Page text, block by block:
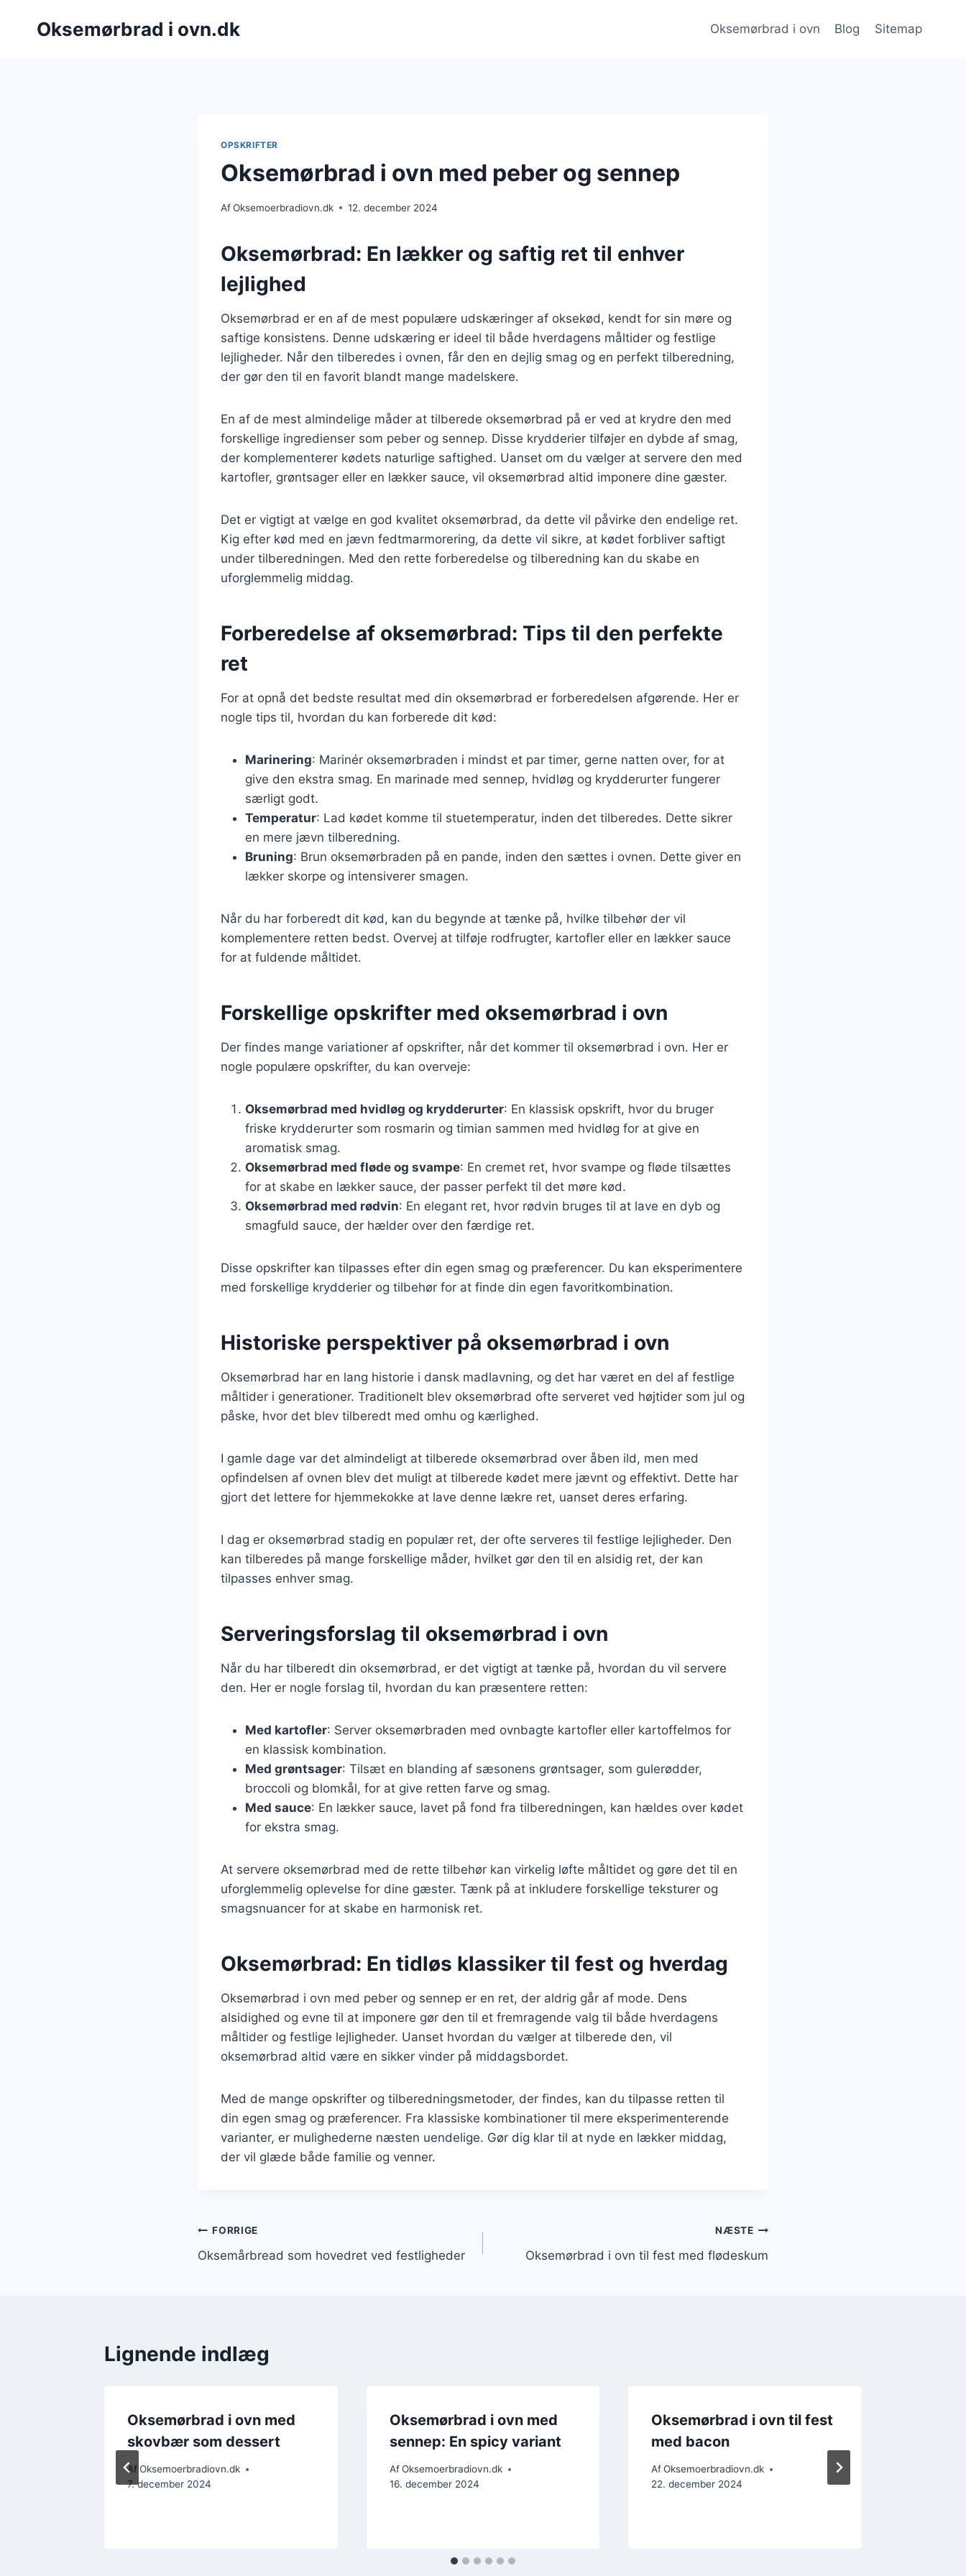
Oksemørbrad i ovn.dk Oksemørbrad i ovn Blog Sitemap
OPSKRIFTER
Oksemørbrad i ovn med peber og sennep
AfOksemoerbradiovn.dk 12. december 2024
Oksemørbrad: En lækker og saftig ret til enhver
lejlighed
Oksemørbrad er en af de mest populære udskæringer af oksekød, kendt for sin møre og
saftige konsistens. Denne udskæring er ideel til både hverdagens måltider og festlige
lejligheder. Når den tilberedes i ovnen, får den en dejlig smag og en perfekt tilberedning,
der gør den til en favorit blandt mange madelskere.
En af de mest almindelige måder at tilberede oksemørbrad på er ved at krydre den med
forskellige ingredienser som peber og sennep. Disse krydderier tilføjer en dybde af smag,
der komplementerer kødets naturlige saftighed. Uanset om du vælger at servere den med
kartofler, grøntsager eller en lækker sauce, vil oksemørbrad altid imponere dine gæster.
Det er vigtigt at vælge en god kvalitet oksemørbrad, da dette vil påvirke den endelige ret.
Kig efter kød med en jævn fedtmarmorering, da dette vil sikre, at kødet forbliver saftigt
under tilberedningen. Med den rette forberedelse og tilberedning kan du skabe en
uforglemmelig middag.
Forberedelse af oksemørbrad: Tips til den perfekte
ret
For at opnå det bedste resultat med din oksemørbrad er forberedelsen afgørende. Her er
nogle tips til, hvordan du kan forberede dit kød:
Marinering: Marinér oksemørbraden i mindst et par timer, gerne natten over, for at
give den ekstra smag. En marinade med sennep, hvidløg og krydderurter fungerer
særligt godt.
Temperatur: Lad kødet komme til stuetemperatur, inden det tilberedes. Dette sikrer
en mere jævn tilberedning.
Bruning: Brun oksemørbraden på en pande, inden den sættes i ovnen. Dette giver en
lækker skorpe og intensiverer smagen.
Når du har forberedt dit kød, kan du begynde at tænke på, hvilke tilbehør der vil
komplementere retten bedst. Overvej at tilføje rodfrugter, kartofler eller en lækker sauce
for at fuldende måltidet.
Forskellige opskrifter med oksemørbrad i ovn
Der findes mange variationer af opskrifter, når det kommer til oksemørbrad i ovn. Her er
nogle populære opskrifter, du kan overveje:
Oksemørbrad med hvidløg og krydderurter: En klassisk opskrift, hvor du bruger
friske krydderurter som rosmarin og timian sammen med hvidløg for at give en
aromatisk smag.
Oksemørbrad med fløde og svampe: En cremet ret, hvor svampe og fløde tilsættes
for at skabe en lækker sauce, der passer perfekt til det møre kød.
Oksemørbrad med rødvin: En elegant ret, hvor rødvin bruges til at lave en dyb og
smagfuld sauce, der hælder over den færdige ret.
Disse opskrifter kan tilpasses efter din egen smag og præferencer. Du kan eksperimentere
med forskellige krydderier og tilbehør for at finde din egen favoritkombination.
Historiske perspektiver på oksemørbrad i ovn
Oksemørbrad har en lang historie i dansk madlavning, og det har været en del af festlige
måltider i generationer. Traditionelt blev oksemørbrad ofte serveret ved højtider som jul og
påske, hvor det blev tilberedt med omhu og kærlighed.
I gamle dage var det almindeligt at tilberede oksemørbrad over åben ild, men med
opfindelsen af ovnen blev det muligt at tilberede kødet mere jævnt og effektivt. Dette har
gjort det lettere for hjemmekokke at lave denne lækre ret, uanset deres erfaring.
I dag er oksemørbrad stadig en populær ret, der ofte serveres til festlige lejligheder. Den
kan tilberedes på mange forskellige måder, hvilket gør den til en alsidig ret, der kan
tilpasses enhver smag.
Serveringsforslag til oksemørbrad i ovn
Når du har tilberedt din oksemørbrad, er det vigtigt at tænke på, hvordan du vil servere
den. Her er nogle forslag til, hvordan du kan præsentere retten:
Med kartofler: Server oksemørbraden med ovnbagte kartofler eller kartoffelmos for
en klassisk kombination.
Med grøntsager: Tilsæt en blanding af sæsonens grøntsager, som gulerødder,
broccoli og blomkål, for at give retten farve og smag.
Med sauce: En lækker sauce, lavet på fond fra tilberedningen, kan hældes over kødet
for ekstra smag.
At servere oksemørbrad med de rette tilbehør kan virkelig løfte måltidet og gøre det til en
uforglemmelig oplevelse for dine gæster. Tænk på at inkludere forskellige teksturer og
smagsnuancer for at skabe en harmonisk ret.
Oksemørbrad: En tidløs klassiker til fest og hverdag
Oksemørbrad i ovn med peber og sennep er en ret, der aldrig går af mode. Dens
alsidighed og evne til at imponere gør den til et fremragende valg til både hverdagens
måltider og festlige lejligheder. Uanset hvordan du vælger at tilberede den, vil
oksemørbrad altid være en sikker vinder på middagsbordet.
Med de mange opskrifter og tilberedningsmetoder, der findes, kan du tilpasse retten til
din egen smag og præferencer. Fra klassiske kombinationer til mere eksperimenterende
varianter, er mulighederne næsten uendelige. Gør dig klar til at nyde en lækker middag,
der vil glæde både familie og venner.
Indlægsnavigation
FORRIGE
Oksemårbread som hovedret ved festligheder
NÆSTE
Oksemørbrad i ovn til fest med flødeskum
Lignende indlæg
Oksemørbrad i ovn med
skovbær som dessert
AfOksemoerbradiovn.dk
7. december 2024
Oksemørbrad i ovn med
sennep: En spicy variant
Af Oksemoerbradiovn.dk
16. december 2024
Oksemørbrad i ovn til fest
med bacon
Af Oksemoerbradiovn.dk
22. december 2024